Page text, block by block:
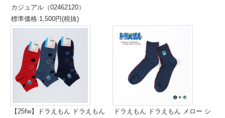
カジュアル（02462120）
標準価格:1,500円(税抜)
【25fw】ドラえもん ドラえもん
ドラえもん ドラえもん メロー シ